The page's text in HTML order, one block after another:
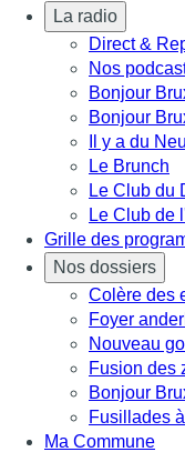
La radio
Direct &
Nos
Bonjour
Bonjour
Il y a du
Le Brunch
Le Club du
Le Club de
Grille des
Nos dossiers
Colère des
Foyer
Nouveau
Fusion des
Bonjour
Fusillades
Ma Commune